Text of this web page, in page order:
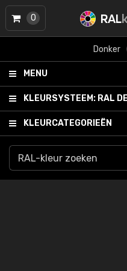
RAL
Donker
MENU
KLEURSYSTEEM: RAL
KLEURCATEGORIEËN
0